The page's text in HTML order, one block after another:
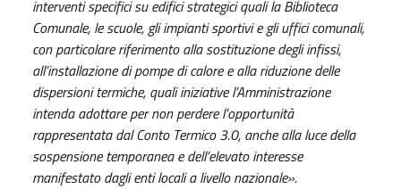
interventi specifici su edifici strategici quali la Biblioteca
Comunale, le scuole, gli impianti sportivi e gli uffici comunali,
con particolare riferimento alla sostituzione degli infissi,
all’installazione di pompe di calore e alla riduzione delle
dispersioni termiche, quali iniziative l’Amministrazione
intenda adottare per non perdere l’opportunità
rappresentata dal Conto Termico 3.0, anche alla luce della
sospensione temporanea e dell’elevato interesse
manifestato dagli enti locali a livello nazionale».